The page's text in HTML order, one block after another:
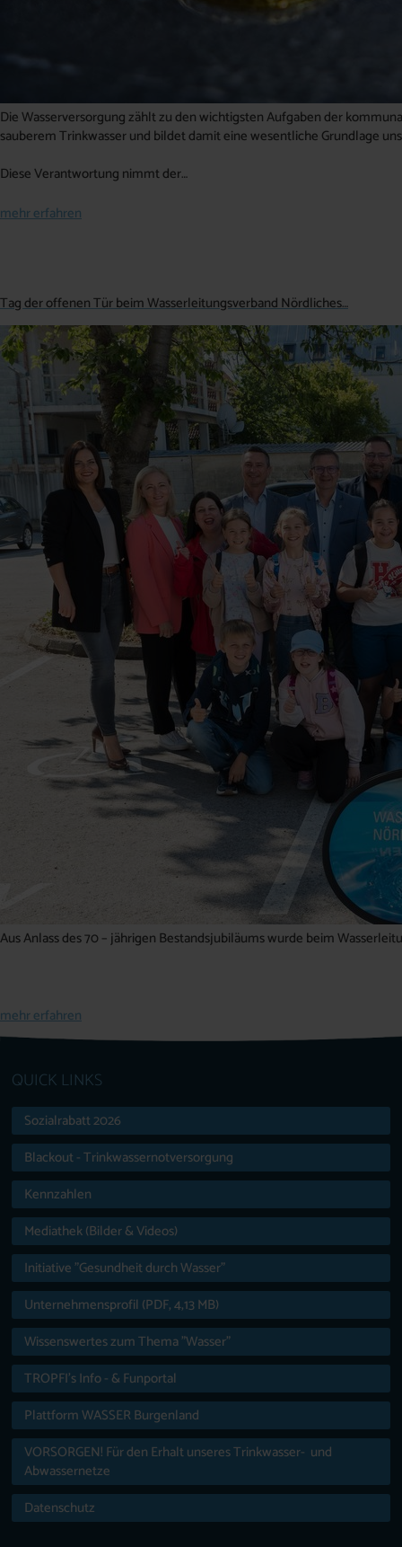
Die Wasserversorgung zählt zu den wichtigsten Aufgaben der
sauberem Trinkwasser und bildet damit eine wesentliche Grundlage
Diese Verantwortung nimmt der…
mehr erfahren
Tag der offenen Tür beim Wasserleitungsverband Nördliches…
Aus Anlass des 70 – jährigen Bestandsjubiläums wurde beim
mehr erfahren
QUICK LINKS
Sozialrabatt 2026
Blackout - Trinkwassernotversorgung
Kennzahlen
Mediathek (Bilder & Videos)
Initiative "Gesundheit durch Wasser"
Unternehmensprofil (PDF, 4,13 MB)
Wissenswertes zum Thema "Wasser"
TROPFI’s Info - & Funportal
Plattform WASSER Burgenland
VORSORGEN! Für den Erhalt unseres Trinkwasser- und
Abwassernetze
Datenschutz